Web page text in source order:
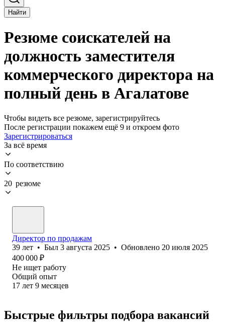
Найти
Резюме соискателей на
должность заместителя
коммерческого директора на
полный день в Агалатове
Чтобы видеть все резюме, зарегистрируйтесь
После регистрации покажем ещё 9 и откроем фото
Зарегистрироваться
За всё время
По соответствию
20 резюме
Директор по продажам
39 лет • Был 3 августа 2025 • Обновлено 20 июля 2025
400 000 ₽
Не ищет работу
Общий опыт
17 лет 9 месяцев
Быстрые фильтры подбора вакансий